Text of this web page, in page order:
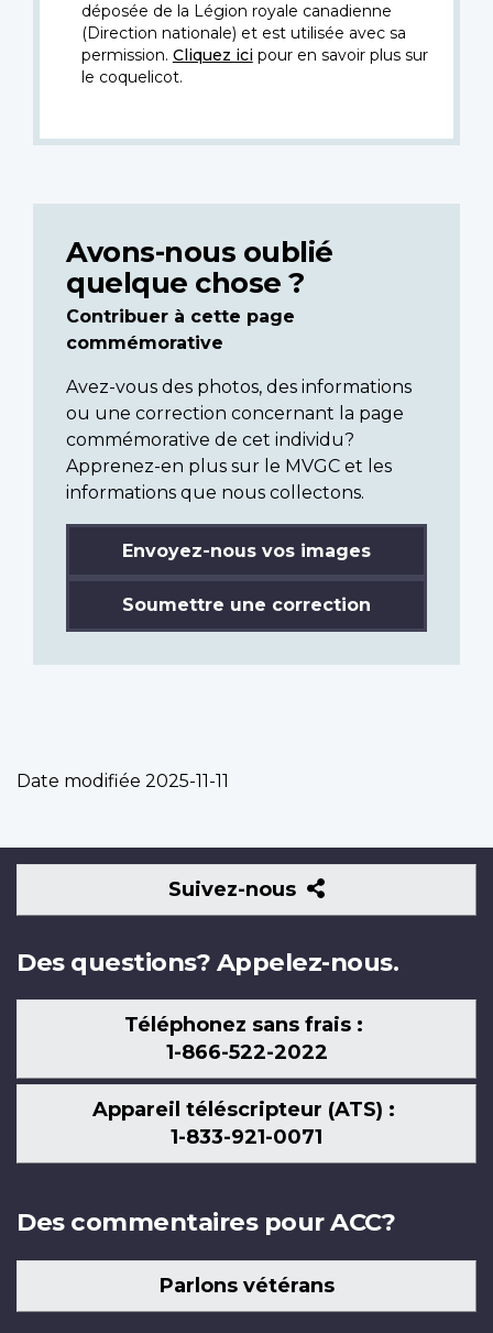
déposée de la Légion royale canadienne
(Direction nationale) et est utilisée avec sa
permission. Cliquez icipour en savoir plus sur
le coquelicot.
Avons-nous oublié
quelque chose ?
Contribuer à cette page
commémorative
Avez-vous des photos, des informations
ou une correction concernant la page
commémorative de cet individu?
Apprenez-en plus sur le MVGC et les
informations que nous collectons.
Envoyez-nous vos images
Soumettre une correction
Date modifiée 2025-11-11
Suivez-nous
Suivez-
nous
Des questions? Appelez-nous.
Téléphonez sans frais :
1-866-522-2022
Appareil téléscripteur (ATS) :
1-833-921-0071
Des commentaires pour ACC?
Parlons vétérans